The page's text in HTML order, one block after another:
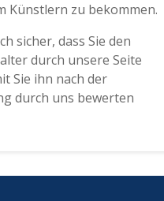
Künstlern zu bekommen.
sicher, dass Sie den
durch unsere Seite
Sie ihn nach der
durch uns bewerten